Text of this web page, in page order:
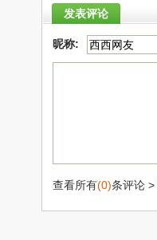
发表评论
昵称:
查看所有(0)条评论 >